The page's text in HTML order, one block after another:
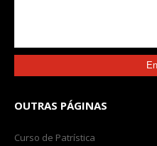
OUTRAS PÁGINAS
Curso de Patrística